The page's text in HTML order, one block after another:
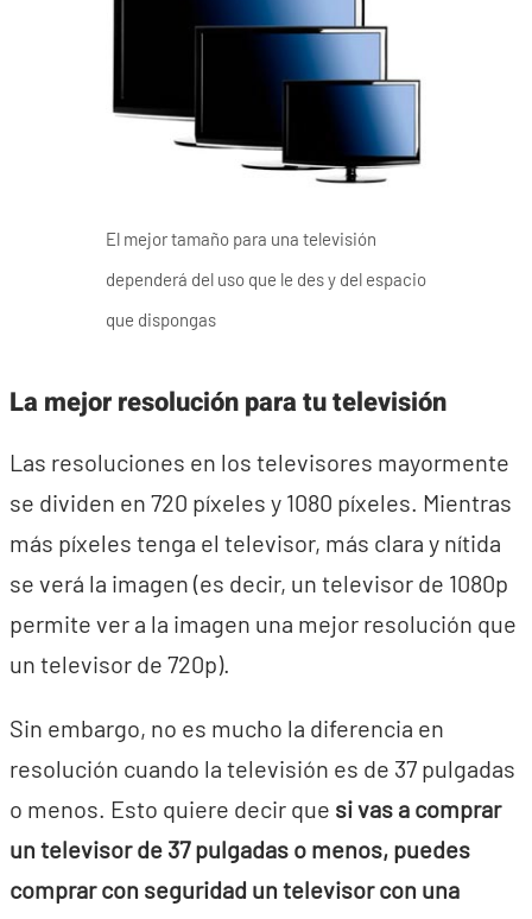
El mejor tamaño para una televisión
dependerá del uso que le des y del espacio
que dispongas
La mejor resolución para tu televisión
Las resoluciones en los televisores mayormente
se dividen en 720 píxeles y 1080 píxeles. Mientras
más píxeles tenga el televisor, más clara y nítida
se verá la imagen (es decir, un televisor de 1080p
permite ver a la imagen una mejor resolución que
un televisor de 720p).
Sin embargo, no es mucho la diferencia en
resolución cuando la televisión es de 37 pulgadas
o menos. Esto quiere decir que si vas a comprar
un televisor de 37 pulgadas o menos, puedes
comprar con seguridad un televisor con una